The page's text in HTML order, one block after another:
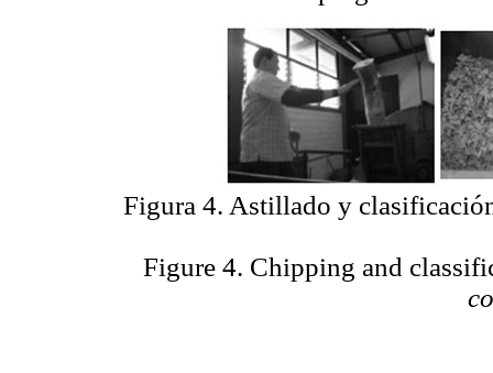
Figura 4. Astillado y
Figure 4. Chipping and